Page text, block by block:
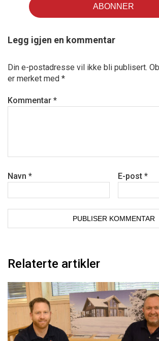
Legg igjen en kommentar
Din e-postadresse vil ikke bli publisert.
er merket med *
Kommentar *
Navn * E-post*
Relaterte artikler